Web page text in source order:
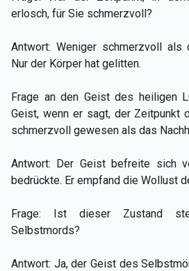
erlosch, für Sie schmerzvoll?
Antwort: Weniger schmerzvoll als
Nur der Körper hat gelitten.
Frage an den Geist des heiligen
Geist, wenn er sagt, der Zeitpunkt
schmerzvoll gewesen als das
Antwort: Der Geist befreite sich
bedrückte. Er empfand die Wollust
Frage: Ist dieser Zustand
Selbstmords?
Antwort: Ja, der Geist des